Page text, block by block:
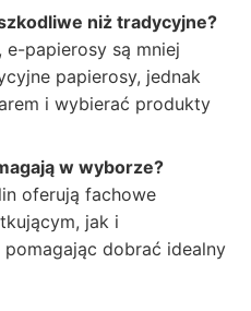
niż tradycyjne?
papierosy są mniej
papierosy, jednak
i wybierać produkty
w wyborze?
oferują fachowe
jak i
dobrać idealny